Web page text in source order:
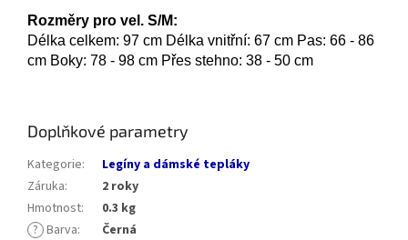
Rozměry pro vel. S/M:
Délka celkem: 97 cm Délka vnitřní: 67 cm Pas: 66 - 86
cm Boky: 78 - 98 cm Přes stehno: 38 - 50 cm
Doplňkové parametry
Kategorie:
Legíny a dámské tepláky
Záruka:
2 roky
Hmotnost:
0.3 kg
? Barva:
Černá